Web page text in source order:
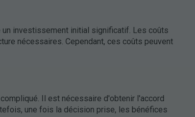
un investissement initial significatif. Les coûts
nécessaires. Cependant, ces coûts peuvent
Il est nécessaire d'obtenir l'accord
une fois la décision prise, les bénéfices